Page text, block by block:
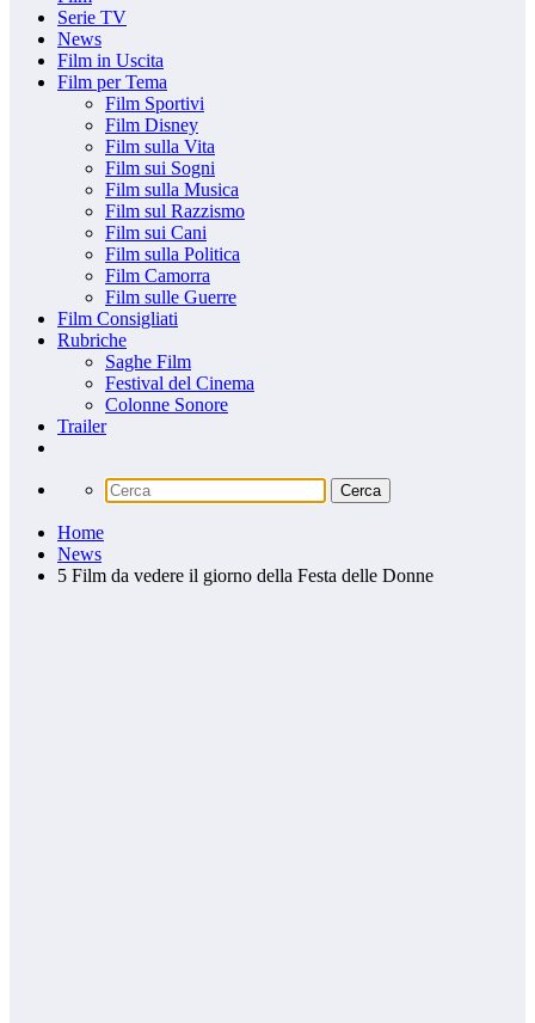
Serie TV
News
Film in Uscita
Film per Tema
Film Sportivi
Film Disney
Film sulla Vita
Film sui Sogni
Film sulla Musica
Film sul Razzismo
Film sui Cani
Film sulla Politica
Film Camorra
Film sulle Guerre
Film Consigliati
Rubriche
Saghe Film
Festival del Cinema
Colonne Sonore
Trailer
Home
News
5 Film da vedere il giorno della Festa delle Donne